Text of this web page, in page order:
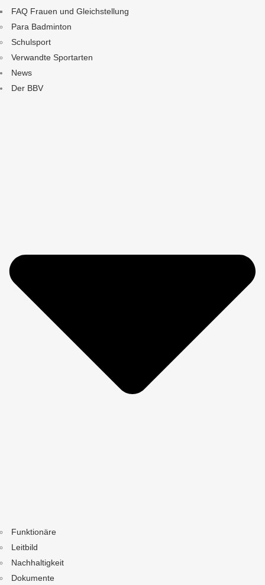
FAQ Frauen und Gleichstellung
Para Badminton
Schulsport
Verwandte Sportarten
News
Der BBV
Funktionäre
Leitbild
Nachhaltigkeit
Dokumente